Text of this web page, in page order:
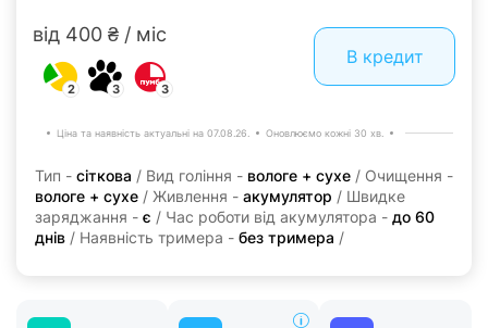
від 400 ₴ / міс
2 3 3
В кредит
Ціна та наявність актуальні на 07.08.26. Оновлюємо кожні 30 хв.
Тип - сіткова / Вид гоління - вологе + сухе / Очищення -
вологе + сухе / Живлення - акумулятор / Швидке
заряджання - є / Час роботи від акумулятора - до 60
днів / Наявність тримера - без тримера /